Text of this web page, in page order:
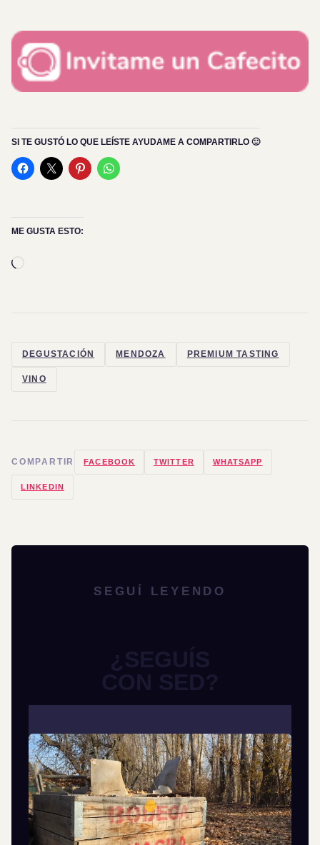
SI TE GUSTÓ LO QUE LEÍSTE AYUDAME A COMPARTIRLO 🙂
ME GUSTA ESTO:
DEGUSTACIÓN MENDOZA PREMIUM TASTING
VINO
COMPARTIR FACEBOOK TWITTER WHATSAPP
LINKEDIN
SEGUÍ LEYENDO
¿SEGUÍS
CON SED?